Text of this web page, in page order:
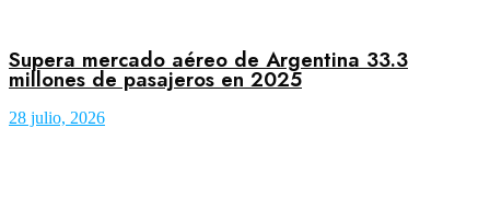
Supera mercado aéreo de Argentina 33.3
millones de pasajeros en 2025
28 julio, 2026